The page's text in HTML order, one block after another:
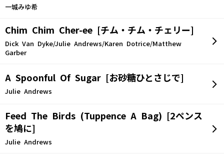
一城みゆ希
Chim Chim Cher-ee [チム・チム・チェリー]
Dick Van Dyke/Julie Andrews/Karen Dotrice/Matthew
Garber
A Spoonful Of Sugar [お砂糖ひとさじで]
Julie Andrews
Feed The Birds (Tuppence A Bag) [2ペンス
を鳩に]
Julie Andrews